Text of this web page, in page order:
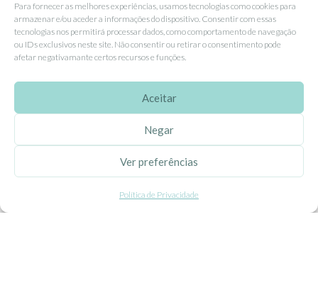
Para fornecer as melhores experiências, usamos tecnologias como cookies para
armazenar e/ou aceder a informações do dispositivo. Consentir com essas
tecnologias nos permitirá processar dados, como comportamento de navegação
ou IDs exclusivos neste site. Não consentir ou retirar o consentimento pode
afetar negativamante certos recursos e funções.
Aceitar
Negar
Ver preferências
Política de Privacidade
APOIO AO CLIENTE
Entregas
Trocas e Devoluções